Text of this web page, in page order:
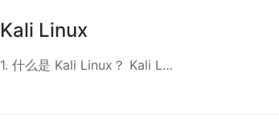
Kali Linux
1. 什么是 Kali Linux？ Kali L…